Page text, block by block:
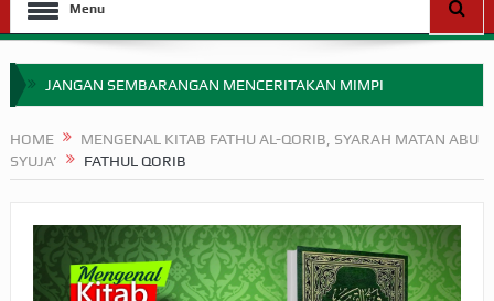
Menu
JANGAN SEMBARANGAN MENCERITAKAN MIMPI
MIMPI YANG DIABAIKAN MENJELANG PERANG BADAR
SEBELUM TIBA SAAT WAJIB?
HAKIKAT NIKMAT DI DUNIA!
HOME
MENGENAL KITAB FATHU AL-QORIB, SYARAH MATAN ABU
SYUJA’
FATHUL QORIB